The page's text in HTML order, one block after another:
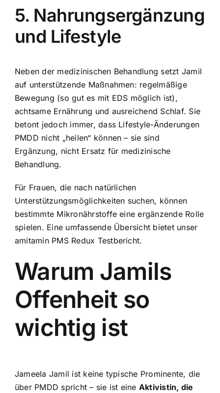
5. Nahrungsergänzung
und Lifestyle
Neben der medizinischen Behandlung setzt Jamil
auf unterstützende Maßnahmen: regelmäßige
Bewegung (so gut es mit EDS möglich ist),
achtsame Ernährung und ausreichend Schlaf. Sie
betont jedoch immer, dass Lifestyle-Änderungen
PMDD nicht „heilen“ können – sie sind
Ergänzung, nicht Ersatz für medizinische
Behandlung.
Für Frauen, die nach natürlichen
Unterstützungsmöglichkeiten suchen, können
bestimmte Mikronährstoffe eine ergänzende Rolle
spielen. Eine umfassende Übersicht bietet unser
amitamin PMS Redux Testbericht.
Warum Jamils
Offenheit so
wichtig ist
Jameela Jamil ist keine typische Prominente, die
über PMDD spricht – sie ist eine Aktivistin, die